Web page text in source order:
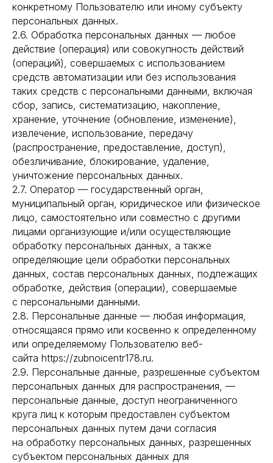
конкретному Пользователю или иному субъекту
персональных данных.
2.6. Обработка персональных данных — любое
действие (операция) или совокупность действий
(операций), совершаемых с использованием
средств автоматизации или без использования
таких средств с персональными данными, включая
сбор, запись, систематизацию, накопление,
хранение, уточнение (обновление, изменение),
извлечение, использование, передачу
(распространение, предоставление, доступ),
обезличивание, блокирование, удаление,
уничтожение персональных данных.
2.7. Оператор — государственный орган,
муниципальный орган, юридическое или физическое
лицо, самостоятельно или совместно с другими
лицами организующие и/или осуществляющие
обработку персональных данных, а также
определяющие цели обработки персональных
данных, состав персональных данных, подлежащих
обработке, действия (операции), совершаемые
с персональными данными.
2.8. Персональные данные — любая информация,
относящаяся прямо или косвенно к определенному
или определяемому Пользователю веб-
сайта https://zubnoicentr178.ru.
2.9. Персональные данные, разрешенные субъектом
персональных данных для распространения, —
персональные данные, доступ неограниченного
круга лиц к которым предоставлен субъектом
персональных данных путем дачи согласия
на обработку персональных данных, разрешенных
субъектом персональных данных для